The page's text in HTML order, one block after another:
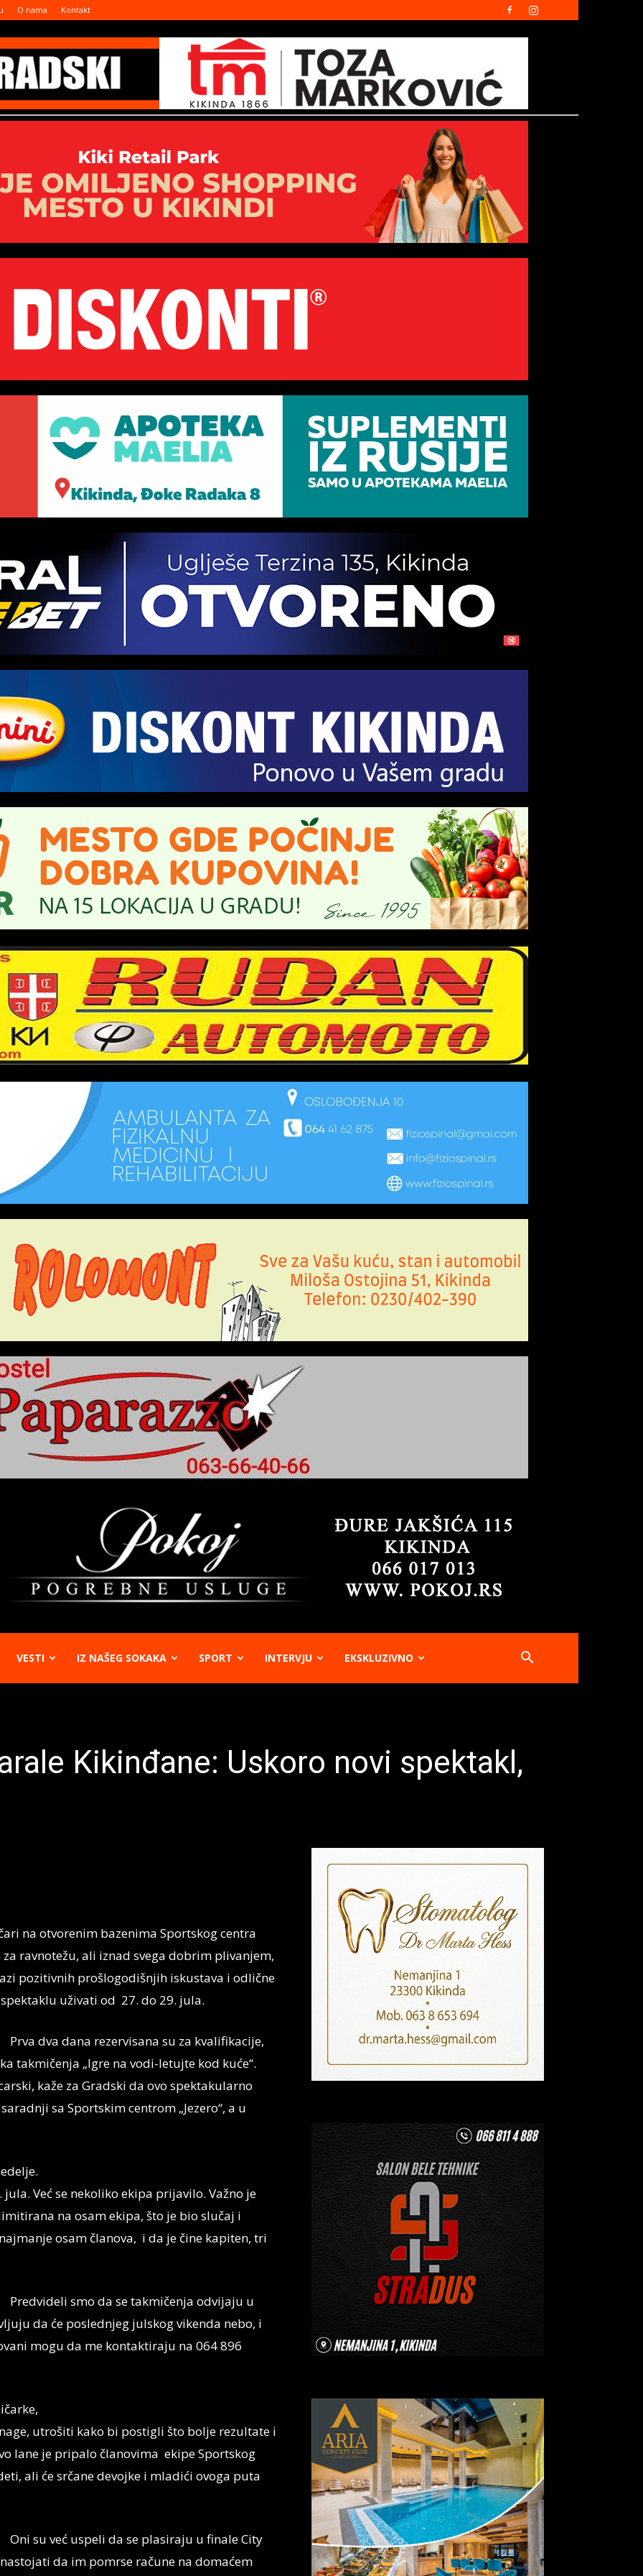
O nama Kontakt
VESTI IZ NAŠEG SOKAKA SPORT INTERVJU EKSKLUZIVNO
Kikinđane: Uskoro novi spektakl,
na otvorenim bazenima Sportskog centra
za ravnotežu, ali iznad svega dobrim plivanjem,
pozitivnih prošlogodišnjih iskustava i odlične
uživati od 27. do 29. jula.
Prva dva dana rezervisana su za kvalifikacije,
takmičenja „Igre na vodi-letujte kod kuće“.
kaže za Gradski da ovo spektakularno
sa Sportskim centrom „Jezero“, a u
Već se nekoliko ekipa prijavilo. Važno je
na osam ekipa, što je bio slučaj i
osam članova, i da je čine kapiten, tri
Predvideli smo da se takmičenja odvijaju u
da će poslednjeg julskog vikenda nebo, i
mogu da me kontaktiraju na 064 896
utrošiti kako bi postigli što bolje rezultate i
lane je pripalo članovima ekipe Sportskog
ali će srčane devojke i mladići ovoga puta
Oni su već uspeli da se plasiraju u finale City
da im pomrse račune na domaćem